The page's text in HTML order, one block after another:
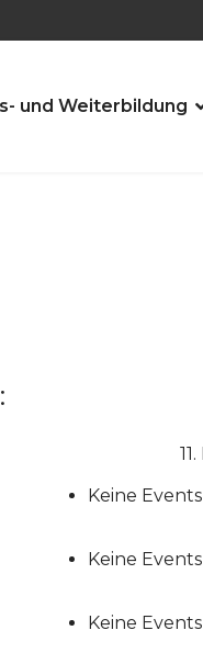
und Weiterbildung
Keine
Keine
Keine